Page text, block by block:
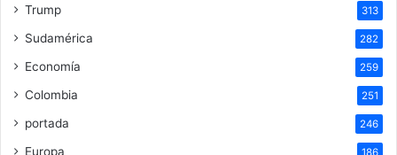
Trump 313
Sudamérica 282
Economía 259
Colombia 251
portada 246
Europa 186